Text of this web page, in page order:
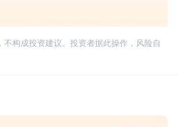
构成投资建议。投资者据此操作，风险自